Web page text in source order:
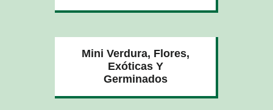
Mini Verdura, Flores,
Exóticas Y
Germinados